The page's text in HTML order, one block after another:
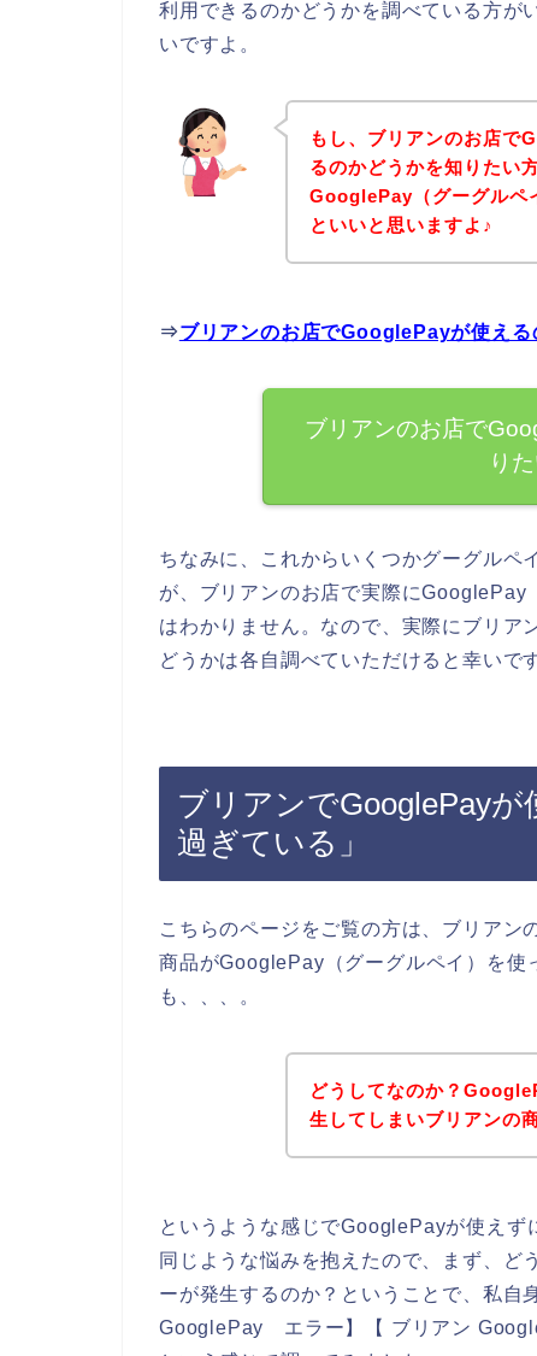
利用できるのかどうかを調べている方が
いですよ。
もし、ブリアンのお店で
るのかどうかを知りたい
GooglePay（グーグルペ
といいと思いますよ♪
⇒ブリアンのお店でGooglePayが使え
ブリアンのお店で
り
ちなみに、これからいくつかグーグルペ
が、ブリアンのお店で実際にGooglePay
はわかりません。なので、実際にブリ
どうかは各自調べていただけると幸いで
ブリアンでGooglePay
過ぎている」
こちらのページをご覧の方は、ブリアン
商品がGooglePay（グーグルペイ）を使
も、、、。
どうしてなのか？
生してしまいブリアンの
というような感じでGooglePayが使えず
同じような悩みを抱えたので、まず、ど
ーが発生するのか？ということで、私
GooglePay エラー】【 ブリアン